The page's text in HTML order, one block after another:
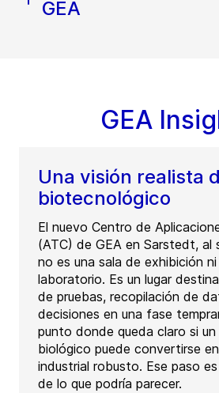
GEA
GEA
Una visión realista
biotecnológico
El nuevo Centro de
(ATC) de GEA en Sarstedt, al
no es una sala de exhibición
laboratorio. Es un lugar
de pruebas, recopilación de
decisiones en una fase
punto donde queda claro si
biológico puede convertirse
industrial robusto. Ese paso
de lo que podría parecer.